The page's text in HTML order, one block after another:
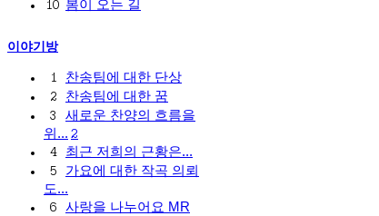
10 봄이 오는 길
이야기방
1 찬송팀에 대한 단상
2 찬송팀에 대한 꿈
3
새로운 찬양의 흐름을
위... 2
4 최근 저희의 근황은...
5
가요에 대한 작곡 의뢰
도...
6
사랑을 나누어요 MR